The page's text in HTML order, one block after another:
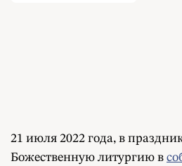
21 июля 2022 года, в
Божественную литургию в